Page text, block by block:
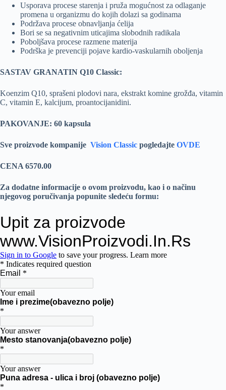
Usporava procese starenja i pruža mogućnost za odlaganje
promena u organizmu do kojih dolazi sa godinama
Podržava procese obnavljanja ćelija
Bori se sa negativnim uticajima slobodnih radikala
Poboljšava procese razmene materija
Podrška je prevenciji pojave kardio-vaskularnih oboljenja
SASTAV GRANATIN Q10 Classic:
Koenzim Q10, sprašeni plodovi nara, ekstrakt komine grožđa, vitamin
C, vitamin Е, kalcijum, proantocijanidini.
PAKOVANJE: 60 kapsula
Sve proizvode kompanije Vision Classic pogledajte OVDE
CENA 6570.00
Za dodatne informacije o ovom proizvodu, kao i o načinu
njegovog poručivanja popunite sledeću formu: